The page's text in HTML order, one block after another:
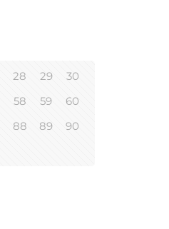
28 29
30
58 59
60
88 89
90